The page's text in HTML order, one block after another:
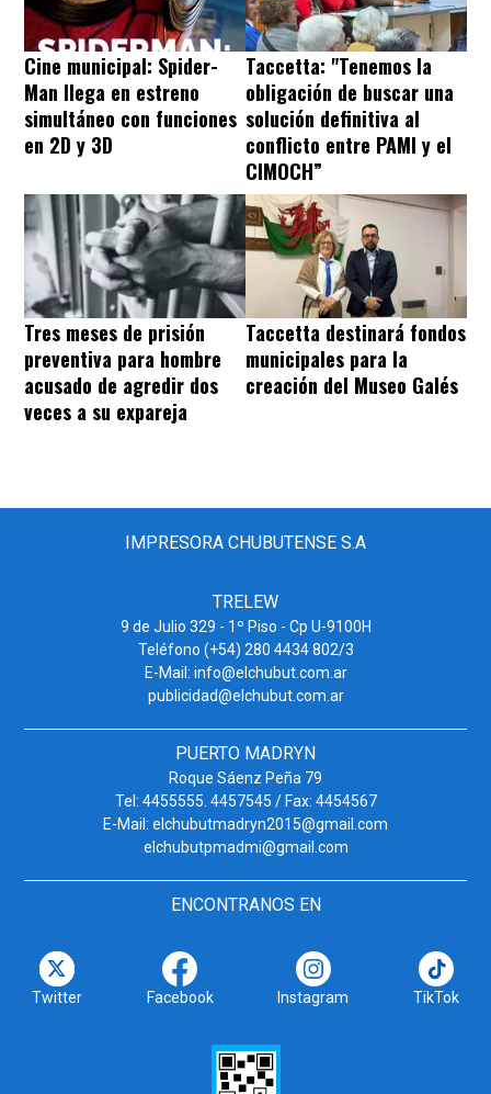
Cine municipal: Spider-
Man llega en estreno
simultáneo con funciones
en 2D y 3D
Taccetta: "Tenemos la
obligación de buscar una
solución definitiva al
conflicto entre PAMI y el
CIMOCH”
Tres meses de prisión
preventiva para hombre
acusado de agredir dos
veces a su expareja
Taccetta destinará fondos
municipales para la
creación del Museo Galés
IMPRESORA CHUBUTENSE S.A
TRELEW
9 de Julio 329 - 1º Piso - Cp U-9100H
Teléfono (+54) 280 4434 802/3
E-Mail: info@elchubut.com.ar
publicidad@elchubut.com.ar
PUERTO MADRYN
Roque Sáenz Peña 79
Tel: 4455555. 4457545 / Fax: 4454567
E-Mail: elchubutmadryn2015@gmail.com
elchubutpmadmi@gmail.com
ENCONTRANOS EN
Twitter Facebook Instagram TikTok